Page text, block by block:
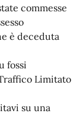
commesse
è deceduta
fossi
Limitato
su una